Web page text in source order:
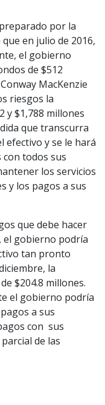
por la
en julio de 2016,
el gobierno
de $512
MacKenzie
riesgos la
y $1,788 millones
que transcurra
efectivo y se le hará
todos sus
los servicios
y los pagos a sus
que debe hacer
el gobierno podría
tan pronto
la
$204.8 millones.
el gobierno podría
a sus
con sus
de las